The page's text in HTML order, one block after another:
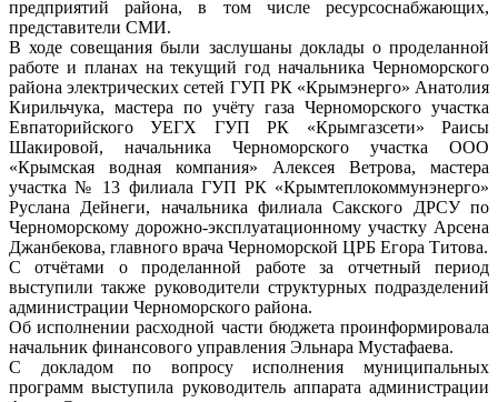
предприятий района, в том числе ресурсоснабжающих,
представители СМИ.
В ходе совещания были заслушаны доклады о проделанной
работе и планах на текущий год начальника Черноморского
района электрических сетей ГУП РК «Крымэнерго» Анатолия
Кирильчука, мастера по учёту газа Черноморского участка
Евпаторийского УЕГХ ГУП РК «Крымгазсети» Раисы
Шакировой, начальника Черноморского участка ООО
«Крымская водная компания» Алексея Ветрова, мастера
участка № 13 филиала ГУП РК «Крымтеплокоммунэнерго»
Руслана Дейнеги, начальника филиала Сакского ДРСУ по
Черноморскому дорожно-эксплуатационному участку Арсена
Джанбекова, главного врача Черноморской ЦРБ Егора Титова.
С отчётами о проделанной работе за отчетный период
выступили также руководители структурных подразделений
администрации Черноморского района.
Об исполнении расходной части бюджета проинформировала
начальник финансового управления Эльнара Мустафаева.
С докладом по вопросу исполнения муниципальных
программ выступила руководитель аппарата администрации